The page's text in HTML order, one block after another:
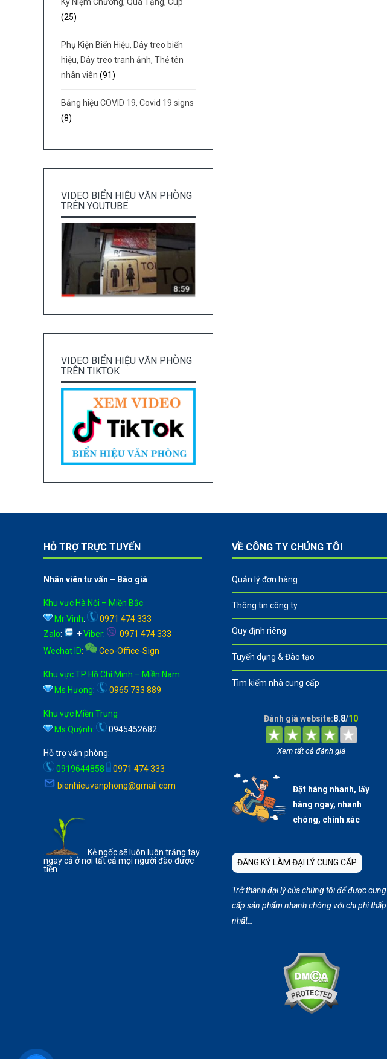
Kỷ Niệm Chương, Quà Tặng, Cúp
(25)
Phụ Kiện Biển Hiệu, Dây treo biển
hiệu, Dây treo tranh ảnh, Thẻ tên
nhân viên (91)
Bảng hiệu COVID 19, Covid 19 signs
(8)
VIDEO BIỂN HIỆU VĂN PHÒNG
TRÊN YOUTUBE
VIDEO BIỂN HIỆU VĂN PHÒNG
TRÊN TIKTOK
HỖ TRỢ TRỰC TUYẾN
Nhân viên tư vấn – Báo giá
Khu vực Hà Nội – Miền Bắc
Mr Vinh:
0971 474 333
Zalo: +Viber:
0971 474 333
Wechat ID: Ceo-Office-Sign
Khu vực TP Hồ Chí Minh – Miền Nam
Ms Hương: 0965 733 889
Khu vực Miền Trung
Ms Quỳnh: 0945452682
Hỗ trợ văn phòng:
0919644858
0971 474 333
bienhieuvanphong@gmail.com
Kẻ ngốc sẽ luôn luôn trắng tay
ngay cả ở nơi tất cả mọi người đào được
tiền
VỀ CÔNG TY CHÚNG TÔI
Quản lý đơn hàng
Thông tin công ty
Quy định riêng
Tuyển dụng & Đào tạo
Tìm kiếm nhà cung cấp
Đánh giá website:8.8/10
Xem tất cả đánh giá
Đặt hàng nhanh, lấy
hàng ngay, nhanh
chóng, chính xác
ĐĂNG KÝ LÀM ĐẠI LÝ CUNG CẤP
Trở thành đại lý của chúng tôi để được cung
cấp sản phẩm nhanh chóng với chi phí thấp
nhất…